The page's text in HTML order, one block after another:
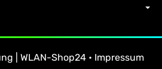
| WLAN-Shop24 • Impressum